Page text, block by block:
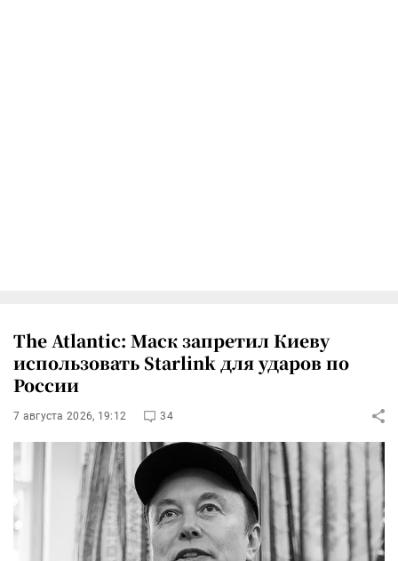
The Atlantic: Маск запретил Киеву
использовать Starlink для ударов по
России
7 августа 2026, 19:12 34